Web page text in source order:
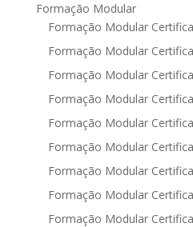
Formação Modular
Formação Modular
Formação Modular
Formação Modular
Formação Modular
Formação Modular
Formação Modular
Formação Modular
Formação Modular
Formação Modular